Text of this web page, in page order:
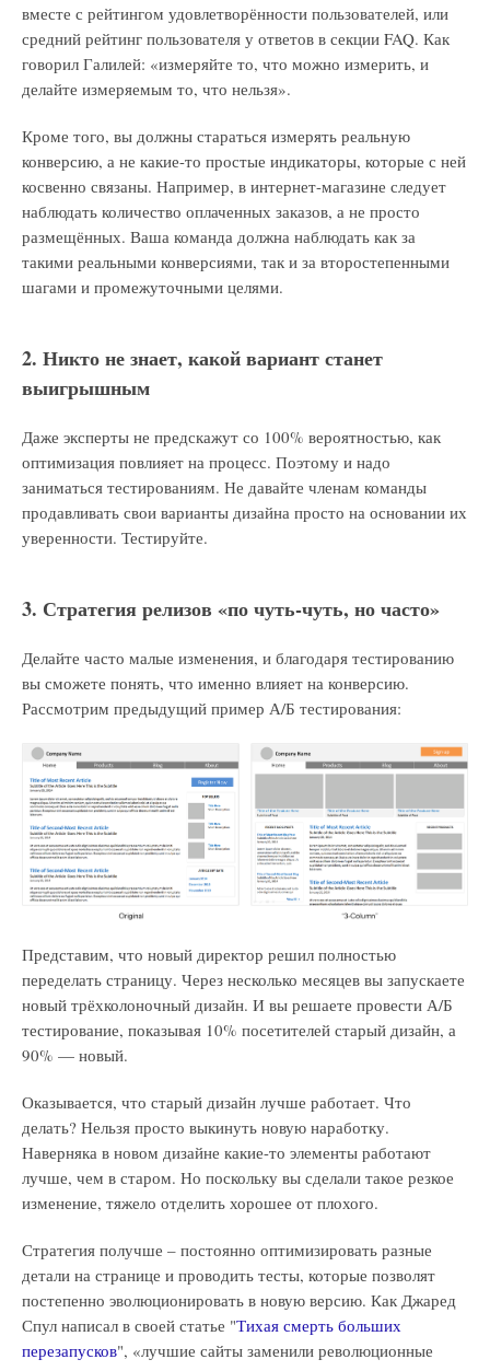
вместе с рейтингом удовлетворённости пользователей, или
средний рейтинг пользователя у ответов в секции FAQ. Как
говорил Галилей: «измеряйте то, что можно измерить, и
делайте измеряемым то, что нельзя».
Кроме того, вы должны стараться измерять реальную
конверсию, а не какие-то простые индикаторы, которые с ней
косвенно связаны. Например, в интернет-магазине следует
наблюдать количество оплаченных заказов, а не просто
размещённых. Ваша команда должна наблюдать как за
такими реальными конверсиями, так и за второстепенными
шагами и промежуточными целями.
2. Никто не знает, какой вариант станет
выигрышным
Даже эксперты не предскажут со 100% вероятностью, как
оптимизация повлияет на процесс. Поэтому и надо
заниматься тестированиям. Не давайте членам команды
продавливать свои варианты дизайна просто на основании их
уверенности. Тестируйте.
3. Стратегия релизов «по чуть-чуть, но часто»
Делайте часто малые изменения, и благодаря тестированию
вы сможете понять, что именно влияет на конверсию.
Рассмотрим предыдущий пример А/Б тестирования:
Представим, что новый директор решил полностью
переделать страницу. Через несколько месяцев вы запускаете
новый трёхколоночный дизайн. И вы решаете провести А/Б
тестирование, показывая 10% посетителей старый дизайн, а
90% — новый.
Оказывается, что старый дизайн лучше работает. Что
делать? Нельзя просто выкинуть новую наработку.
Наверняка в новом дизайне какие-то элементы работают
лучше, чем в старом. Но поскольку вы сделали такое резкое
изменение, тяжело отделить хорошее от плохого.
Стратегия получше – постоянно оптимизировать разные
детали на странице и проводить тесты, которые позволят
постепенно эволюционировать в новую версию. Как Джаред
Спул написал в своей статье "Тихая смерть больших
перезапусков", «лучшие сайты заменили революционные